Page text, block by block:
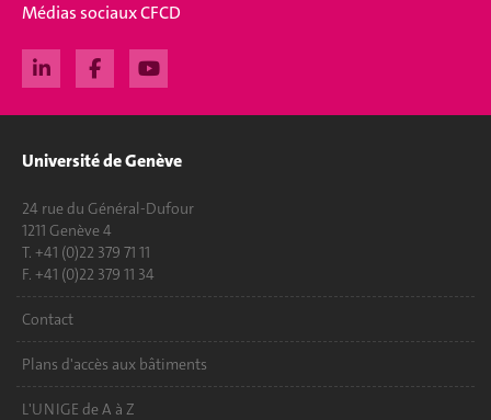
Médias sociaux CFCD
Université de Genève
24 rue du Général-Dufour
1211 Genève 4
T. +41 (0)22 379 71 11
F. +41 (0)22 379 11 34
Contact
Plans d'accès aux bâtiments
L'UNIGE de A à Z